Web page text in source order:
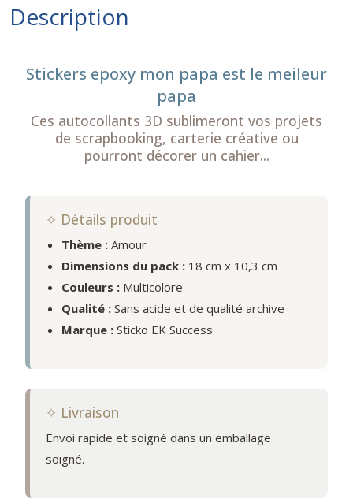
Description
Stickers epoxy mon papa est le meileur
papa
Ces autocollants 3D sublimeront vos projets
de scrapbooking, carterie créative ou
pourront décorer un cahier...
✧ Détails produit
Thème : Amour
Dimensions du pack : 18 cm x 10,3 cm
Couleurs : Multicolore
Qualité : Sans acide et de qualité archive
Marque : Sticko EK Success
✧ Livraison
Envoi rapide et soigné dans un emballage
soigné.